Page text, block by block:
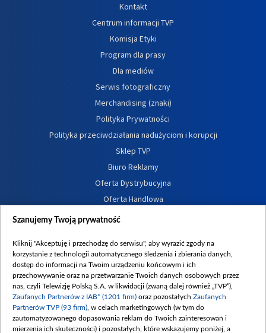
Kontakt
Centrum informacji TVP
Komisja Etyki
Program dla prasy
Dla mediów
Serwis fotograficzny
Merchandising (znaki)
Polityka Prywatności
Polityka przeciwdziałania nadużyciom i korupcji
Sklep TVP
Biuro Reklamy
Oferta Dystrybucyjna
Oferta Handlowa
Dostępność
Procedura zgłoszeń wewnętrznych
Szanujemy Twoją prywatność
Kliknij "Akceptuję i przechodzę do serwisu", aby wyrazić zgody na
korzystanie z technologii automatycznego śledzenia i zbierania danych,
dostęp do informacji na Twoim urządzeniu końcowym i ich
przechowywanie oraz na przetwarzanie Twoich danych osobowych przez
nas, czyli Telewizję Polską S.A. w likwidacji (zwaną dalej również „TVP”),
Zaufanych Partnerów z IAB* (1201 firm) oraz pozostałych Zaufanych
Partnerów TVP (93 firm) , w celach marketingowych (w tym do
zautomatyzowanego dopasowania reklam do Twoich zainteresowań i
mierzenia ich skuteczności) i pozostałych, które wskazujemy poniżej, a